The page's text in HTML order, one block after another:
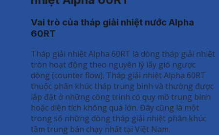
Vai trò của tháp giải nhiệt nước Alpha
60RT
Tháp giải nhiệt Alpha 60RT là dòng tháp giải nhiệt
tròn hoạt động theo nguyên lý lấy gió ngược
dòng (counter flow). Tháp giải nhiệt Alpha 60RT
thuộc phân khúc tháp trung bình và thường được
lắp đặt ở những công trình có quy mô trung bình
hoặc diện tích không quá lớn. Đây cũng là một
trong số những dòng tháp giải nhiệt phân khúc
tầm trung bán chạy nhất tại Việt Nam.